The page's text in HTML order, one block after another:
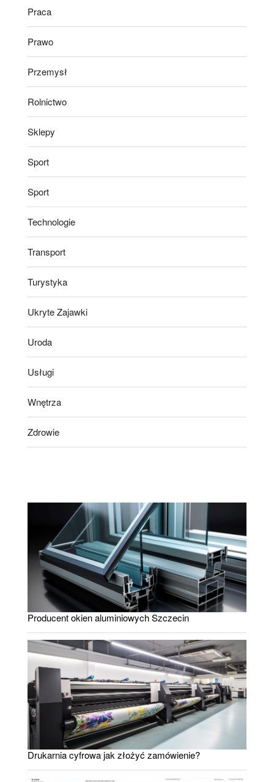
Praca
Prawo
Przemysł
Rolnictwo
Sklepy
Sport
Sport
Technologie
Transport
Turystyka
Ukryte Zajawki
Uroda
Usługi
Wnętrza
Zdrowie
Producent okien aluminiowych Szczecin
Drukarnia cyfrowa jak złożyć zamówienie?